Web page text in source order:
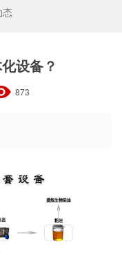
态
设备？
873